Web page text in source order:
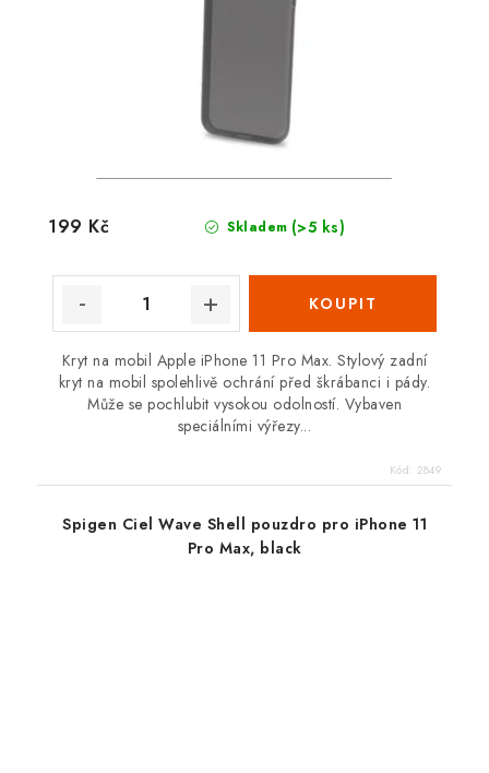
Skladem (>5 ks)
199 Kč
Kryt na mobil Apple iPhone 11 Pro Max. Stylový zadní
kryt na mobil spolehlivě ochrání před škrábanci i pády.
Může se pochlubit vysokou odolností. Vybaven
speciálními výřezy...
Kód: 2849
Spigen Ciel Wave Shell pouzdro pro iPhone 11
Pro Max, black